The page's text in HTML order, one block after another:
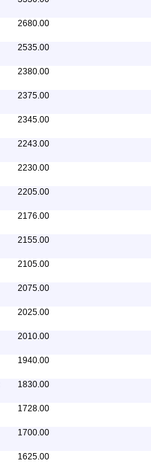
2680.00
2535.00
2380.00
2375.00
2345.00
2243.00
2230.00
2205.00
2176.00
2155.00
2105.00
2075.00
2025.00
2010.00
1940.00
1830.00
1728.00
1700.00
1625.00